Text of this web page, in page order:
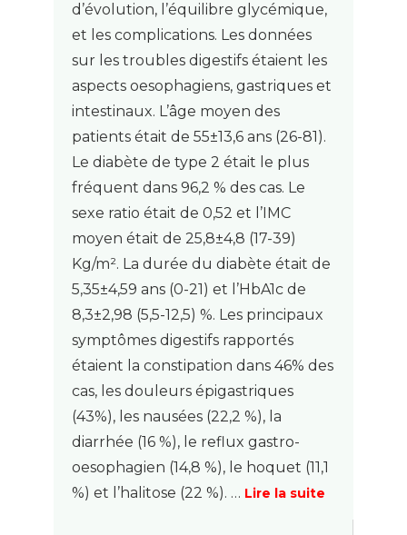
d’évolution, l’équilibre glycémique,
et les complications. Les données
sur les troubles digestifs étaient les
aspects oesophagiens, gastriques et
intestinaux. L’âge moyen des
patients était de 55±13,6 ans (26-81).
Le diabète de type 2 était le plus
fréquent dans 96,2 % des cas. Le
sexe ratio était de 0,52 et l’IMC
moyen était de 25,8±4,8 (17-39)
Kg/m². La durée du diabète était de
5,35±4,59 ans (0-21) et l’HbA1c de
8,3±2,98 (5,5-12,5) %. Les principaux
symptômes digestifs rapportés
étaient la constipation dans 46% des
cas, les douleurs épigastriques
(43%), les nausées (22,2 %), la
diarrhée (16 %), le reflux gastro-
oesophagien (14,8 %), le hoquet (11,1
%) et l’halitose (22 %). … Lire la suite